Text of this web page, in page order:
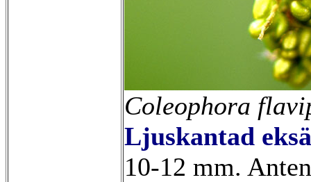
Coleophora
Ljuskantad
10-12 mm.